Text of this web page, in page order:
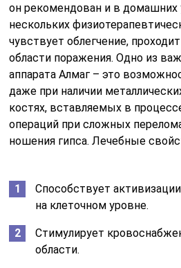
он рекомендован и в домашних
нескольких
чувствует облегчение,
области поражения. Одно из
аппарата Алмаг – это
даже при наличии
костях, вставляемых в
операций при сложных
ношения гипса. Лечебные
Способствует
на клеточном уровне.
Стимулирует
области.